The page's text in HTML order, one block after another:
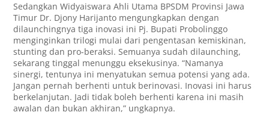
Sedangkan Widyaiswara Ahli Utama BPSDM Provinsi Jawa
Timur Dr. Djony Harijanto mengungkapkan dengan
dilaunchingnya tiga inovasi ini Pj. Bupati Probolinggo
menginginkan trilogi mulai dari pengentasan kemiskinan,
stunting dan pro-beraksi. Semuanya sudah dilaunching,
sekarang tinggal menunggu eksekusinya. “Namanya
sinergi, tentunya ini menyatukan semua potensi yang ada.
Jangan pernah berhenti untuk berinovasi. Inovasi ini harus
berkelanjutan. Jadi tidak boleh berhenti karena ini masih
awalan dan bukan akhiran,” ungkapnya.